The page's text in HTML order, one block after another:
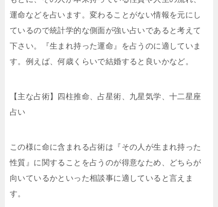
運命などを占います。変わることがない情報を元にし
ているので統計学的な側面が強い占いであると考えて
下さい。『生まれ持った運命』を占うのに適していま
す。例えば、何歳くらいで結婚すると良いかなど。
【主な占術】四柱推命、占星術、九星気学、十二星座
占い
この様に命に含まれる占術は『その人が生まれ持った
性質』に関することを占うのが得意なため、どちらが
向いているかといった相談事に適していると言えま
す。